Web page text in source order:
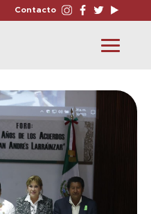
Contacto
Toggle
navigation